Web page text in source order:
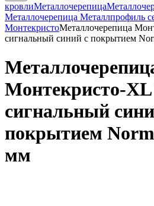
кровлиМеталлочерепица
Металлочерепица Металлпрофиль
МонтекристоМеталлочерепица
сигнальный синий с покрытием
Монтекристо-XL
сигнальный
покрытием
мм